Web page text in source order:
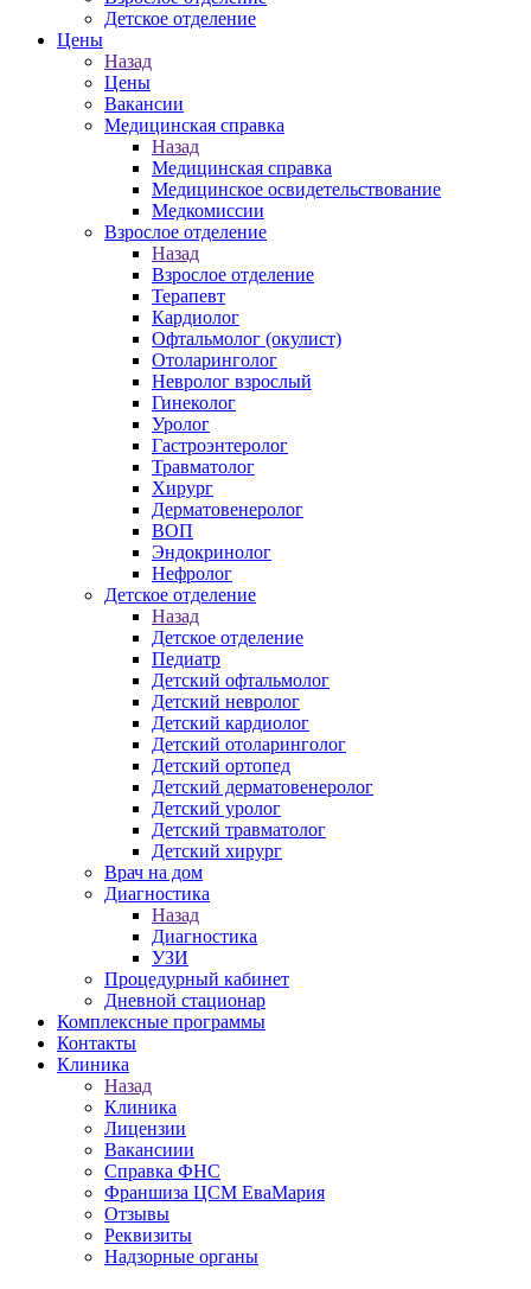
Детское отделение
Цены
Назад
Цены
Вакансии
Медицинская справка
Назад
Медицинская справка
Ме­дицин­ское ос­ви­детель­ство­вание
Медкомиссии
Взрослое отделение
Назад
Взрослое отделение
Терапевт
Кардиолог
Офтальмолог (окулист)
Отоларинголог
Невролог взрослый
Гинеколог
Уролог
Гастроэнтеролог
Травматолог
Хирург
Дерматовенеролог
ВОП
Эндокринолог
Нефролог
Детское отделение
Назад
Детское отделение
Педиатр
Детский офтальмолог
Детский невролог
Детский кардиолог
Детский отоларинголог
Детский ортопед
Детский дерматовенеролог
Детский уролог
Детский травматолог
Детский хирург
Врач на дом
Диагностика
Назад
Диагностика
УЗИ
Процедурный кабинет
Дневной стационар
Комплексные программы
Контакты
Клиника
Назад
Клиника
Лицензии
Вакансиии
Справка ФНС
Франшиза ЦСМ ЕваМария
Отзывы
Реквизиты
Надзорные органы